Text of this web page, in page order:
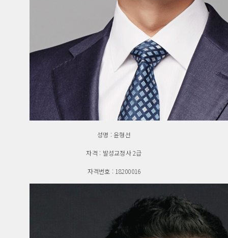
성명 : 윤형선
자격 : 발성교정사 2급
자격번호 : 18200016